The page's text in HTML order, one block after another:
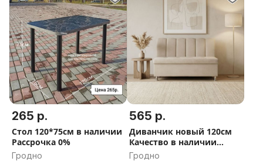
265 р.
Стол 120*75см в наличии
Рассрочка 0%
Гродно
565 р.
Диванчик новый 120см
Качество в наличии
Рассрочка 0%
Гродно